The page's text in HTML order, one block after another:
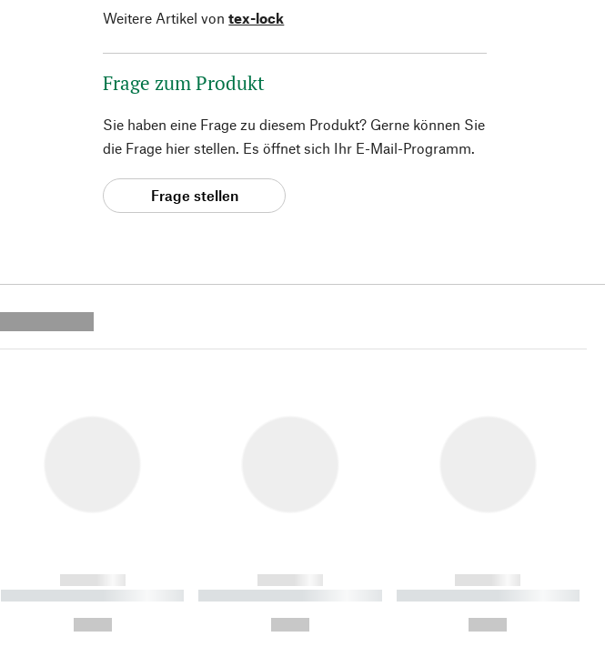
Weitere Artikel von tex-lock
Frage zum Produkt
Sie haben eine Frage zu diesem Produkt? Gerne können Sie
die Frage hier stellen. Es öffnet sich Ihr E-Mail-Programm.
Frage stellen
------------
----------- ----------- ----------
------------
----------- ----------- ----------
------------
----------- ----------- ----------